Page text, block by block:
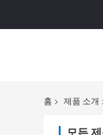
홈 제품 소개
모든